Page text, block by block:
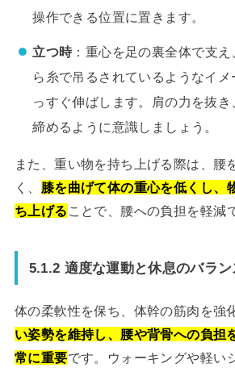
操作できる位置に置きます。
立つ時：重心を足の裏全体で支
ら糸で吊るされているようなイメ
っすぐ伸ばします。肩の力を抜き
締めるように意識しましょう。
また、重い物を持ち上げる際は、腰
く、 膝を曲げて体の重心を低くし、
ち上げる ことで、腰への負担を軽減
5.1.2 適度な運動と休息のバラン
体の柔軟性を保ち、体幹の筋肉を強
い姿勢を維持し、腰や背骨への負担
常に重要です。ウォーキングや軽い